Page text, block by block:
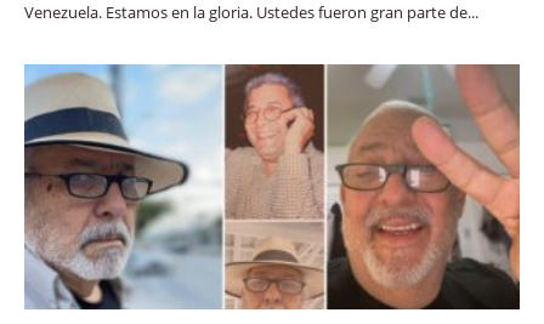
Venezuela. Estamos en la gloria. Ustedes fueron gran parte de...